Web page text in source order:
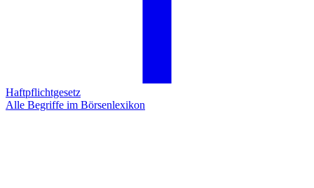
Haftpflichtgesetz
Alle Begriffe im Börsenlexikon